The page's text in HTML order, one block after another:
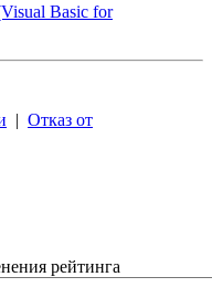
Basic for
| Отказ от
рейтинга